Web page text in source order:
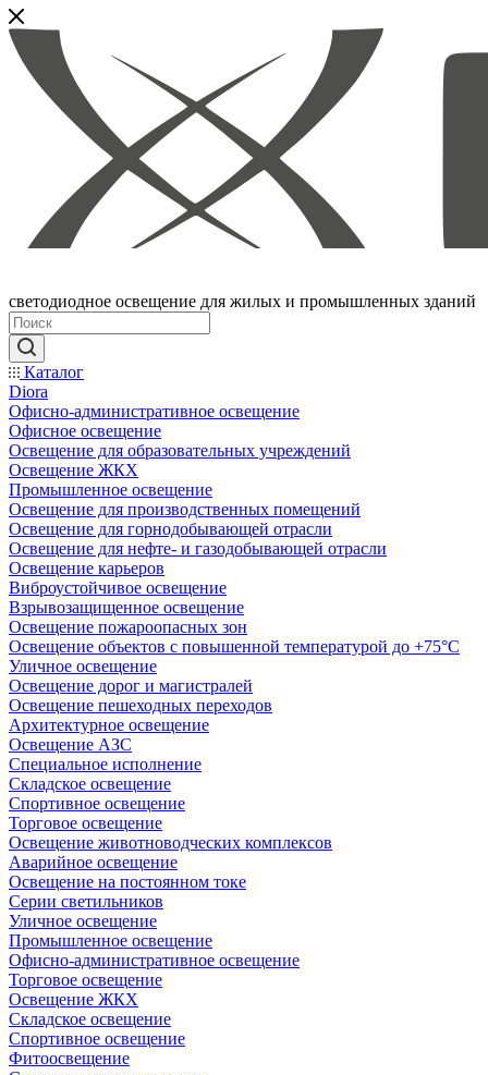
светодиодное освещение для жилых и промышленных зданий
Каталог
Diora
Офисно-административное освещение
Офисное освещение
Освещение для образовательных учреждений
Освещение ЖКХ
Промышленное освещение
Освещение для производственных помещений
Освещение для горнодобывающей отрасли
Освещение для нефте- и газодобывающей отрасли
Освещение карьеров
Виброустойчивое освещение
Взрывозащищенное освещение
Освещение пожароопасных зон
Освещение объектов с повышенной температурой до +75°C
Уличное освещение
Освещение дорог и магистралей
Освещение пешеходных переходов
Архитектурное освещение
Освещение АЗС
Специальное исполнение
Складское освещение
Спортивное освещение
Торговое освещение
Освещение животноводческих комплексов
Аварийное освещение
Освещение на постоянном токе
Серии светильников
Уличное освещение
Промышленное освещение
Офисно-административное освещение
Торговое освещение
Освещение ЖКХ
Складское освещение
Спортивное освещение
Фитоосвещение